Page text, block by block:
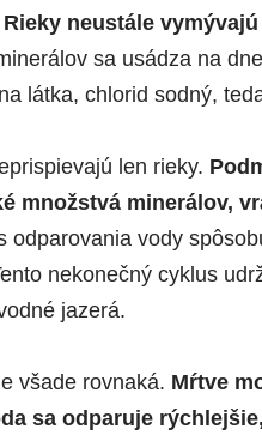
Rieky neustále
sa usádza na
látka, chlorid sodný,
len rieky.
množstvá minerálov,
odparovania vody
nekonečný cyklus
jazerá.
všade rovnaká. Mŕtve
sa odparuje